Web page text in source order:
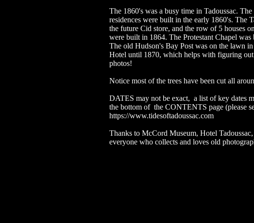
The 1860's was a busy time in Tadoussac.
residences were built in the early 1860's. The
the future Cid store, and the row of 5 houses
were built in 1864. The Protestant Chapel
The old Hudson's Bay Post was on the lawn
Hotel until 1870, which helps with figuring out
photos!
Notice most of the trees have been cut all
DATES may not be exact, a list of key dates
the bottom of the CONTENTS page (please
https://www.tidesoftadoussac.com
Thanks to McCord Museum, Hotel
everyone who collects and loves old